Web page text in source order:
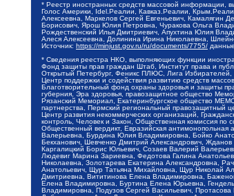
* Реестр иностранных средств массовой информации,
Голос Америки, Idel.Реалии, Кавказ.Реалии,
Алексеевна, Маркелов Сергей Евгеньевич, Камалягин
Борисович, Ярош Юлия Петровна, Чуракова Ольга
Рождественский Илья Дмитриевич, Апухтина Юлия
Алеся Алексеевна, Долинина Ирина Николаевна,
Источник: https://minjust.gov.ru/ru/documents/7755/
* Сведения реестра НКО, выполняющих функции
Фонд защиты прав граждан Штаб, Институт права и
Открытый Петербург, Феникс ПЛЮС, Лига Избирателей,
Центр поддержки и содействия развитию средств
Благотворительный фонд охраны здоровья и защиты
губерния, Эра здоровья, правозащитное общество
Рязанский Мемориал, Екатеринбургское общество
партнерства, Пермский региональный
Центр развития некоммерческих организаций,
контроль, Человек и Закон, Общественная комиссия
Общественный вердикт, Евразийская
Валерьевна, Бурдина Юлия Владимировна, Бойко
Бекханович, Шевченко Дмитрий Александрович,
Каргалицкий Борис Юльевич, Созаев Валерий
Людевиг Марина Зариевна, Федотова Галина
Николаевна, Золотарева Екатерина Александровна,
Анатольевич, Щур Татьяна Михайловна, Щур Николай
Дмитриевна, Вититинова Елена Владимировна,
Елена Владимировна, Буртина Елена Юрьевна,
Владимировна, Подузов Сергей Васильевич,